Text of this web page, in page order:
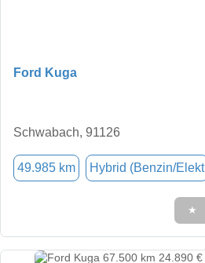
Ford Kuga
Schwabach, 91126
49.985 km Hybrid (Benzin/Elekt
★